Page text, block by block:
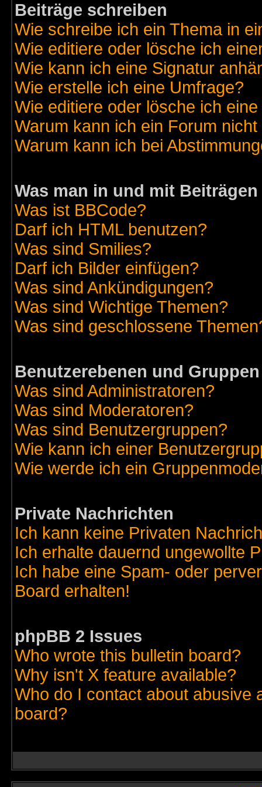
Beiträge schreiben
Wie schreibe ich ein Thema in
Wie editiere oder lösche ich
Wie kann ich eine Signatur
Wie erstelle ich eine Umfrage?
Wie editiere oder lösche ich
Warum kann ich ein Forum
Warum kann ich bei
Was man in und mit
Was ist BBCode?
Darf ich HTML benutzen?
Was sind Smilies?
Darf ich Bilder einfügen?
Was sind Ankündigungen?
Was sind Wichtige Themen?
Was sind geschlossene
Benutzerebenen und Gruppen
Was sind Administratoren?
Was sind Moderatoren?
Was sind Benutzergruppen?
Wie kann ich einer
Wie werde ich ein
Private Nachrichten
Ich kann keine Privaten
Ich erhalte dauernd ungewollte
Ich habe eine Spam- oder
Board erhalten!
phpBB 2 Issues
Who wrote this bulletin board?
Why isn't X feature available?
Who do I contact about abusive
board?